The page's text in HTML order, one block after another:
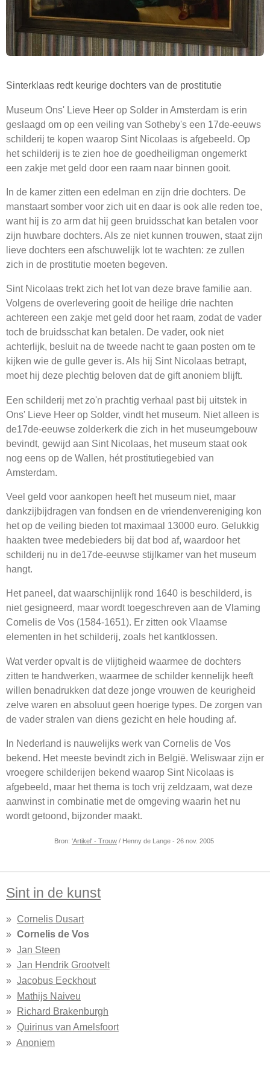
Sinterklaas redt keurige dochters van de prostitutie
Museum Ons' Lieve Heer op Solder in Amsterdam is erin
geslaagd om op een veiling van Sotheby's een 17de-eeuws
schilderij te kopen waarop Sint Nicolaas is afgebeeld. Op
het schilderij is te zien hoe de goedheiligman ongemerkt
een zakje met geld door een raam naar binnen gooit.
In de kamer zitten een edelman en zijn drie dochters. De
manstaart somber voor zich uit en daar is ook alle reden toe,
want hij is zo arm dat hij geen bruidsschat kan betalen voor
zijn huwbare dochters. Als ze niet kunnen trouwen, staat zijn
lieve dochters een afschuwelijk lot te wachten: ze zullen
zich in de prostitutie moeten begeven.
Sint Nicolaas trekt zich het lot van deze brave familie aan.
Volgens de overlevering gooit de heilige drie nachten
achtereen een zakje met geld door het raam, zodat de vader
toch de bruidsschat kan betalen. De vader, ook niet
achterlijk, besluit na de tweede nacht te gaan posten om te
kijken wie de gulle gever is. Als hij Sint Nicolaas betrapt,
moet hij deze plechtig beloven dat de gift anoniem blijft.
Een schilderij met zo'n prachtig verhaal past bij uitstek in
Ons' Lieve Heer op Solder, vindt het museum. Niet alleen is
de17de-eeuwse zolderkerk die zich in het museumgebouw
bevindt, gewijd aan Sint Nicolaas, het museum staat ook
nog eens op de Wallen, hét prostitutiegebied van
Amsterdam.
Veel geld voor aankopen heeft het museum niet, maar
dankzijbijdragen van fondsen en de vriendenvereniging kon
het op de veiling bieden tot maximaal 13000 euro. Gelukkig
haakten twee medebieders bij dat bod af, waardoor het
schilderij nu in de17de-eeuwse stijlkamer van het museum
hangt.
Het paneel, dat waarschijnlijk rond 1640 is beschilderd, is
niet gesigneerd, maar wordt toegeschreven aan de Vlaming
Cornelis de Vos (1584-1651). Er zitten ook Vlaamse
elementen in het schilderij, zoals het kantklossen.
Wat verder opvalt is de vlijtigheid waarmee de dochters
zitten te handwerken, waarmee de schilder kennelijk heeft
willen benadrukken dat deze jonge vrouwen de keurigheid
zelve waren en absoluut geen hoerige types. De zorgen van
de vader stralen van diens gezicht en hele houding af.
In Nederland is nauwelijks werk van Cornelis de Vos
bekend. Het meeste bevindt zich in België. Weliswaar zijn er
vroegere schilderijen bekend waarop Sint Nicolaas is
afgebeeld, maar het thema is toch vrij zeldzaam, wat deze
aanwinst in combinatie met de omgeving waarin het nu
wordt getoond, bijzonder maakt.
Bron: 'Artikel' - Trouw / Henny de Lange - 26 nov. 2005
Sint in de kunst
Cornelis Dusart
Cornelis de Vos
Jan Steen
Jan Hendrik Grootvelt
Jacobus Eeckhout
Mathijs Naiveu
Richard Brakenburgh
Quirinus van Amelsfoort
Anoniem